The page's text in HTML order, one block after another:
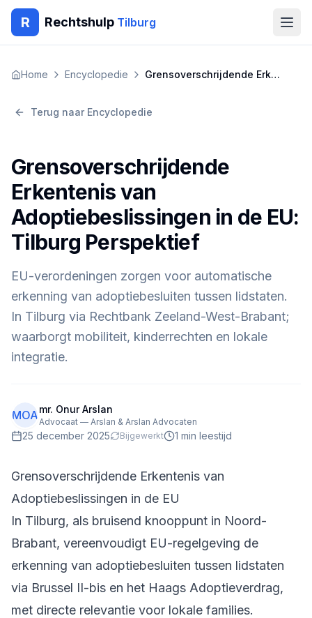
R Rechtshulp Tilburg
Home
Contact
🇳🇱 Nederlands 🇬🇧 English 🇹🇷
Türkçe
العربية
Български
🇷🇴 Română
Gratis Advies
Home Encyclopedie Grensoverschrijdende Erkentenis van Adoptiebeslissingen in de EU: Tilburg Perspektief
Terug naar Encyclopedie
Grensoverschrijdende
Erkentenis van
Adoptiebeslissingen in de EU:
Tilburg Perspektief
EU-verordeningen zorgen voor automatische
erkenning van adoptiebesluiten tussen lidstaten.
In Tilburg via Rechtbank Zeeland-West-Brabant;
waarborgt mobiliteit, kinderrechten en lokale
integratie.
MOAmr. Onur Arslan
Advocaat — Arslan & Arslan Advocaten
25 december 2025 Bijgewerkt 1 min leestijd
Grensoverschrijdende Erkentenis van
Adoptiebeslissingen in de EU
In Tilburg, als bruisend knooppunt in Noord-
Brabant, vereenvoudigt EU-regelgeving de
erkenning van adoptiebesluiten tussen lidstaten
via Brussel II-bis en het Haags Adoptieverdrag,
met directe relevantie voor lokale families.